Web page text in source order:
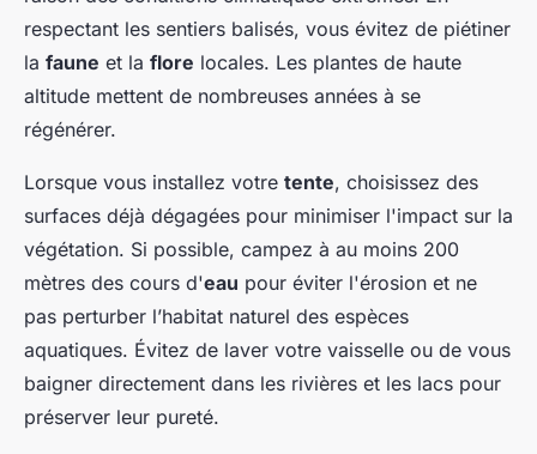
respectant les sentiers balisés, vous évitez de piétiner
la faune et la flore locales. Les plantes de haute
altitude mettent de nombreuses années à se
régénérer.
Lorsque vous installez votre tente, choisissez des
surfaces déjà dégagées pour minimiser l'impact sur la
végétation. Si possible, campez à au moins 200
mètres des cours d'eau pour éviter l'érosion et ne
pas perturber l’habitat naturel des espèces
aquatiques. Évitez de laver votre vaisselle ou de vous
baigner directement dans les rivières et les lacs pour
préserver leur pureté.